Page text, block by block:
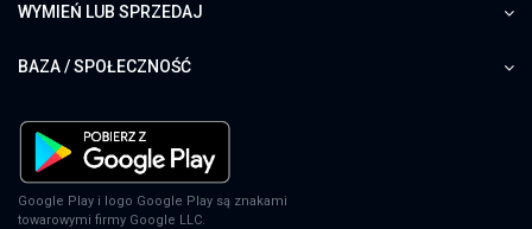
WYMIEŃ LUB SPRZEDAJ
BAZA / SPOŁECZNOŚĆ
Google Play i logo Google Play są znakami
towarowymi firmy Google LLC.